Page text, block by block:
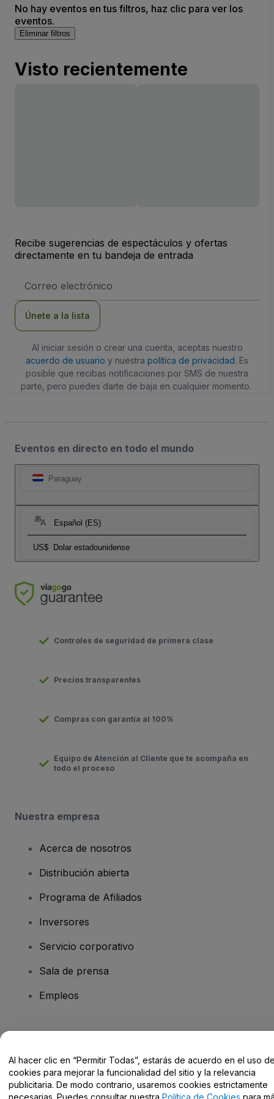
No hay eventos en tus filtros, haz clic para ver los
eventos.
Eliminar filtros
Visto recientemente
Recibe sugerencias de espectáculos y ofertas
directamente en tu bandeja de entrada
de
Únete a la lista
Al iniciar sesión o crear una cuenta, aceptas nuestro
acuerdo de usuario y nuestra política de privacidad. Es
posible que recibas notificaciones por SMS de nuestra
parte, pero puedes darte de baja en cualquier momento.
Eventos en directo en todo el mundo
Paraguay
Español (ES)
US$ Dolar estadounidense
Controles de seguridad de primera clase
Precios transparentes
Compras con garantía al 100%
Equipo de Atención al Cliente que te acompaña en
todo el proceso
Nuestra empresa
Acerca de nosotros
Distribución abierta
Programa de Afiliados
Inversores
Servicio corporativo
Sala de prensa
Empleos
Centro de Ayuda / Contacto
Al hacer clic en “Permitir Todas”, estarás de acuerdo en el uso
cookies para mejorar la funcionalidad del sitio y la relevancia
publicitaria. De modo contrario, usaremos cookies estrictamente
necesarias. Puedes consultar nuestra Política de Cookies para